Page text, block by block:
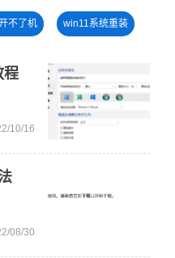
不了机 win11系统重装
装系统备份win11系统
一键重装系统win10教程
程
10/16
08/30